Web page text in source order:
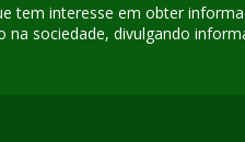
interesse em obter
sociedade, divulgando